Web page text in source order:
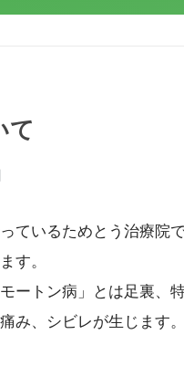
て
ているためとう治療院で
す。
ートン病」とは足裏、
み、シビレが生じます